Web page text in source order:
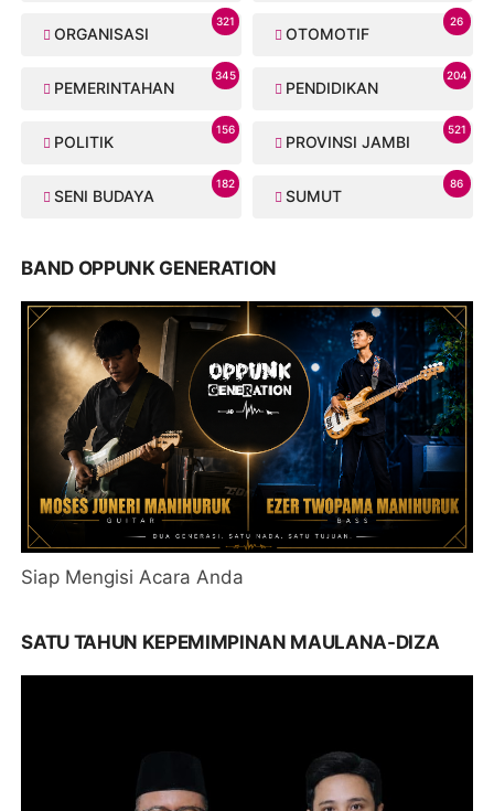
ORGANISASI
321
OTOMOTIF
26
PEMERINTAHAN
345
PENDIDIKAN
204
POLITIK
156
PROVINSI JAMBI
521
SENI BUDAYA
182
SUMUT
86
BAND OPPUNK GENERATION
Siap Mengisi Acara Anda
SATU TAHUN KEPEMIMPINAN MAULANA-DIZA